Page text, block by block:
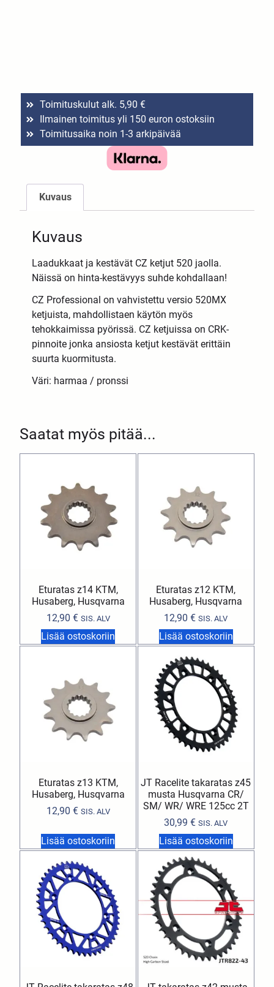
Toimituskulut alk. 5,90 €
Ilmainen toimitus yli 150 euron ostoksiin
Toimitusaika noin 1-3 arkipäivää
Saatat myös pitää...
Eturatas z14 KTM,
Husaberg, Husqvarna
12,90 € SIS. ALV
Lisää ostoskoriin
Eturatas z12 KTM,
Husaberg, Husqvarna
12,90€ SIS. ALV
Lisää ostoskoriin
Eturatas z13 KTM,
Husaberg, Husqvarna
12,90 € SIS. ALV
Lisää ostoskoriin
JT Racelite takaratas z45
musta Husqvarna CR/
SM/ WR/ WRE 125cc 2T
30,99€ SIS. ALV
Lisää ostoskoriin
Kuvaus
Kuvaus
Laadukkaat ja kestävät CZ ketjut 520 jaolla.
Näissä on hinta-kestävyys suhde kohdallaan!
CZ Professional on vahvistettu versio 520MX
ketjuista, mahdollistaen käytön myös
tehokkaimissa pyörissä. CZ ketjuissa on CRK-
pinnoite jonka ansiosta ketjut kestävät erittäin
suurta kuormitusta.
Väri: harmaa / pronssi